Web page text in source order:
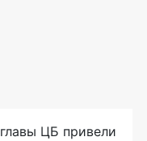
ЦБ привели